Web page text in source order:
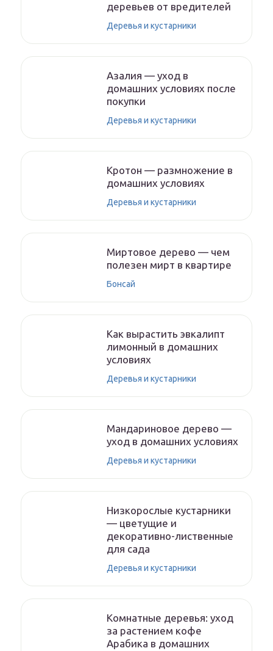
деревьев от вредителей
Деревья и кустарники
Азалия — уход в
домашних условиях после
покупки
Деревья и кустарники
Кротон — размножение в
домашних условиях
Деревья и кустарники
Миртовое дерево — чем
полезен мирт в квартире
Бонсай
Как вырастить эвкалипт
лимонный в домашних
условиях
Деревья и кустарники
Мандариновое дерево —
уход в домашних условиях
Деревья и кустарники
Низкорослые кустарники
— цветущие и
декоративно-лиственные
для сада
Деревья и кустарники
Комнатные деревья: уход
за растением кофе
Арабика в домашних